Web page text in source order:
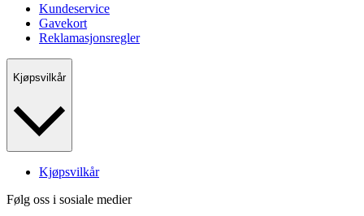
Kundeservice
Gavekort
Reklamasjonsregler
Kjøpsvilkår
Kjøpsvilkår
Følg oss i sosiale medier